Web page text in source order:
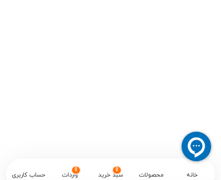
خانه محصولات
0
سبد خرید
0
واردات حساب کاربری